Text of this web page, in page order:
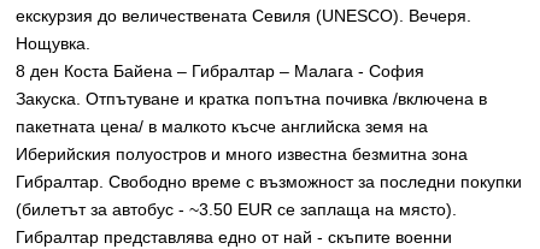
екскурзия до величествената Севиля (UNESCO). Вeчеря.
Нощувка.
8 ден Коста Байена – Гибралтар – Малага - София
Закуска. Отпътуване и кратка попътна почивка /включена в
пакетната цена/ в малкото късче английска земя на
Иберийския полуостров и много известна безмитна зона
Гибралтар. Свободно време с възможност за последни покупки
(билетът за автобус - ~3.50 EUR се заплаща на място).
Гибралтар представлява едно от най - скъпите военни